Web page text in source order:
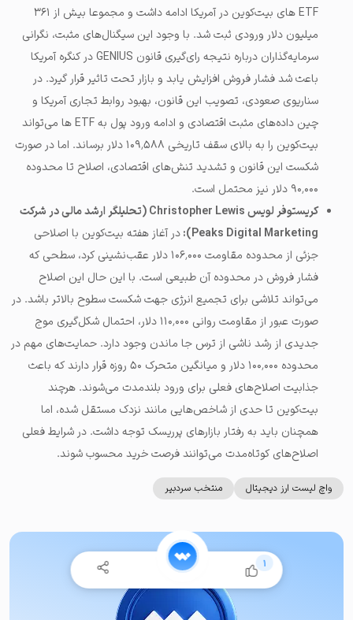
ETF های بیت‌کوین در آمریکا ادامه داشت و مجموعا بیش از ۳۶۱
میلیون دلار ورودی ثبت شد. با وجود این سیگنال‌های مثبت، نگرانی
سرمایه‌گذاران درباره نتیجه رای‌گیری قانون GENIUS در کنگره آمریکا
باعث شد فشار فروش افزایش یابد و بازار تحت تاثیر قرار گیرد. در
سناریوی صعودی، تصویب این قانون، بهبود روابط تجاری آمریکا و
چین داده‌های مثبت اقتصادی و ادامه ورود پول به ETF ها می‌تواند
بیت‌کوین را به بالای سقف تاریخی ۱۰۹٬۵۸۸ دلار برساند. اما در صورت
شکست این قانون و تشدید تنش‌های اقتصادی، اصلاح تا محدوده
۹۰٬۰۰۰ دلار نیز محتمل است.
کریستوفر لویس Christopher Lewis (تحلیلگر ارشد مالی در شرکت
Peaks Digital Marketing):
در آغاز هفته بیت‌کوین با اصلاحی
جزئی از محدوده مقاومت ۱۰۶٬۰۰۰ دلار عقب‌نشینی کرد، سطحی که
فشار فروش در محدوده آن طبیعی است. با این حال این اصلاح
می‌تواند تلاشی برای تجمیع انرژی جهت شکست سطوح بالاتر باشد. در
صورت عبور از مقاومت روانی ۱۱۰٬۰۰۰ دلار، احتمال شکل‌گیری موج
جدیدی از رشد ناشی از ترس جا ماندن وجود دارد. حمایت‌های مهم در
محدوده ۱۰۰٬۰۰۰ دلار و میانگین متحرک ۵۰ روزه قرار دارند که باعث
جذابیت اصلاح‌های فعلی برای ورود بلندمدت می‌شوند. هرچند
بیت‌کوین تا حدی از شاخص‌هایی مانند نزدک مستقل شده، اما
همچنان باید به رفتار بازارهای پرریسک توجه داشت. در شرایط فعلی
اصلاح‌های کوتاه‌مدت می‌توانند فرصت خرید محسوب شوند.
1
واچ لیست ارز دیجیتال منتخب سردبیر